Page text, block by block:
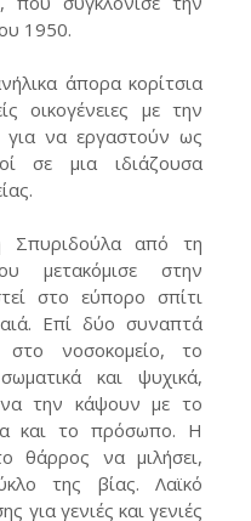
1950.
άπορα κορίτσια
οικογένειες με την
για να εργαστούν ως
σε μια ιδιάζουσα
Σπυριδούλα από τη
μετακόμισε στην
στο εύπορο σπίτι
Επί δύο συναπτά
νοσοκομείο, το
και ψυχικά,
την κάψουν με το
και το πρόσωπο. Η
θάρρος να μιλήσει,
της βίας. Λαϊκό
για γενιές και γενιές